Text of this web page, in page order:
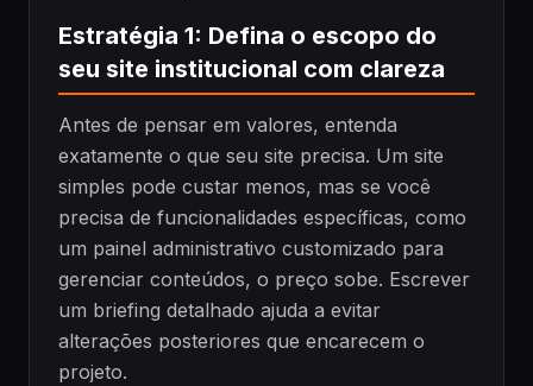
Estratégia 1: Defina o escopo do
seu site institucional com clareza
Antes de pensar em valores, entenda
exatamente o que seu site precisa. Um site
simples pode custar menos, mas se você
precisa de funcionalidades específicas, como
um painel administrativo customizado para
gerenciar conteúdos, o preço sobe. Escrever
um briefing detalhado ajuda a evitar
alterações posteriores que encarecem o
projeto.